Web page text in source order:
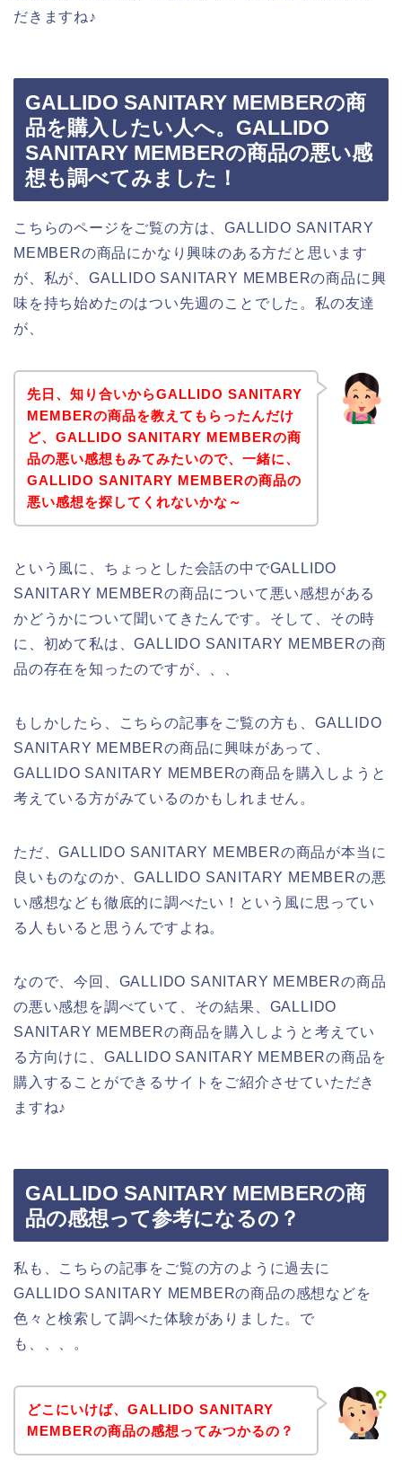
だきますね♪
GALLIDO SANITARY MEMBERの商
品を購入したい人へ。GALLIDO
SANITARY MEMBERの商品の悪い感
想も調べてみました！
こちらのページをご覧の方は、GALLIDO SANITARY
MEMBERの商品にかなり興味のある方だと思います
が、私が、GALLIDO SANITARY MEMBERの商品に興
味を持ち始めたのはつい先週のことでした。私の友達
が、
先日、知り合いからGALLIDO SANITARY
MEMBERの商品を教えてもらったんだけ
ど、GALLIDO SANITARY MEMBERの商
品の悪い感想もみてみたいので、一緒に、
GALLIDO SANITARY MEMBERの商品の
悪い感想を探してくれないかな～
という風に、ちょっとした会話の中でGALLIDO
SANITARY MEMBERの商品について悪い感想がある
かどうかについて聞いてきたんです。そして、その時
に、初めて私は、GALLIDO SANITARY MEMBERの商
品の存在を知ったのですが、、、
もしかしたら、こちらの記事をご覧の方も、GALLIDO
SANITARY MEMBERの商品に興味があって、
GALLIDO SANITARY MEMBERの商品を購入しようと
考えている方がみているのかもしれません。
ただ、GALLIDO SANITARY MEMBERの商品が本当に
良いものなのか、GALLIDO SANITARY MEMBERの悪
い感想なども徹底的に調べたい！という風に思ってい
る人もいると思うんですよね。
なので、今回、GALLIDO SANITARY MEMBERの商品
の悪い感想を調べていて、その結果、GALLIDO
SANITARY MEMBERの商品を購入しようと考えてい
る方向けに、GALLIDO SANITARY MEMBERの商品を
購入することができるサイトをご紹介させていただき
ますね♪
GALLIDO SANITARY MEMBERの商
品の感想って参考になるの？
私も、こちらの記事をご覧の方のように過去に
GALLIDO SANITARY MEMBERの商品の感想などを
色々と検索して調べた体験がありました。で
も、、、。
どこにいけば、GALLIDO SANITARY
MEMBERの商品の感想ってみつかるの？